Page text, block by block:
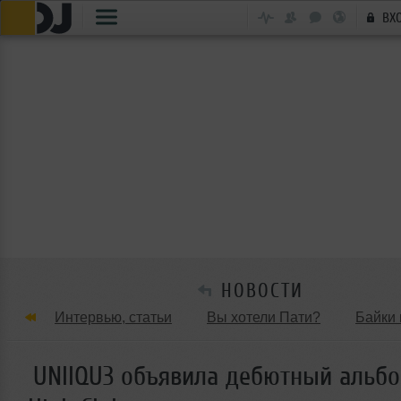
НОВОСТИ
Интервью, статьи Вы хотели Пати? Байки
Танцевальные стили Обзоры Вечеринок и
UNIIQU3 объявила дебютный